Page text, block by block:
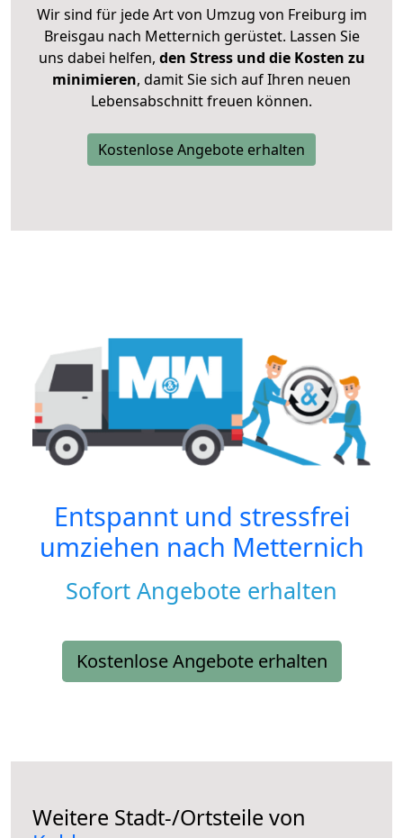
Wir sind für jede Art von Umzug von Freiburg im
Breisgau nach Metternich gerüstet. Lassen Sie
uns dabei helfen, den Stress und die Kosten zu
minimieren, damit Sie sich auf Ihren neuen
Lebensabschnitt freuen können.
Kostenlose Angebote erhalten
Entspannt und stressfrei
umziehen nach Metternich
Sofort Angebote erhalten
Kostenlose Angebote erhalten
Weitere Stadt-/Ortsteile von